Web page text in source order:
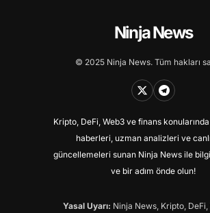
Ninja News
© 2025 Ninja News. Tüm hakları
Kripto, DeFi, Web3 ve finans
haberleri, uzman analizleri ve
güncellemeleri sunan Ninja News ile
ve bir adım önde olun!
Yasal Uyarı: Ninja News, Kripto,